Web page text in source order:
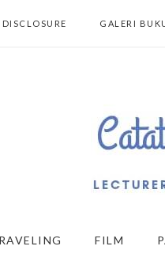
DISCLOSURE GALERI
FILM